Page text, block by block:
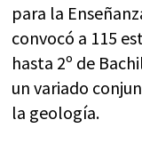
para la
convocó a 115
hasta 2º de
un variado
la geología.